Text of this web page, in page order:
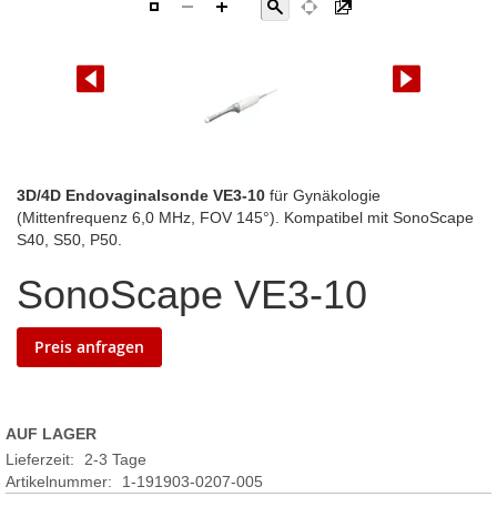
SonoScape VE3-10
Preis anfragen
AUF LAGER
Lieferzeit:
2-3 Tage
Artikelnummer
1-191903-0207-005
Zum
Anfang
der
springen
3D/4D Endovaginalsonde VE3-10 für Gynäkologie
(Mittenfrequenz 6,0 MHz, FOV 145°). Kompatibel mit SonoScape
S40, S50, P50.